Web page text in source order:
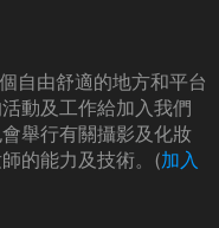
自由舒適的地方和平台
動及工作給加入我們
舉行有關攝影及化妝
的能力及技術。(加入